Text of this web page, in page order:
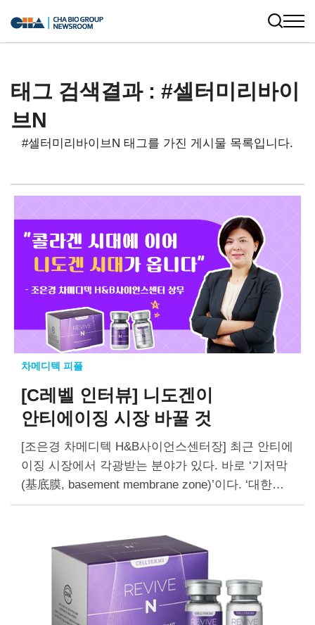
태그 검색결과 : #셀터미리바이
브N
#셀터미리바이브N 태그를 가진 게시물 목록입니다.
차메디텍 피플
[C레벨 인터뷰] 니도겐이
안티에이징 시장 바꿀 것
[조은경 차메디텍 H&B사이언스센터장] 최근 안티에
이징 시장에서 각광받는 분야가 있다. 바로 ‘기저막
(基底膜, basement membrane zone)’이다. ‘대한피
부항노화학회 2023 춘계 학술대회’를 시작으로 피부
기반으로 하는 항노화의…